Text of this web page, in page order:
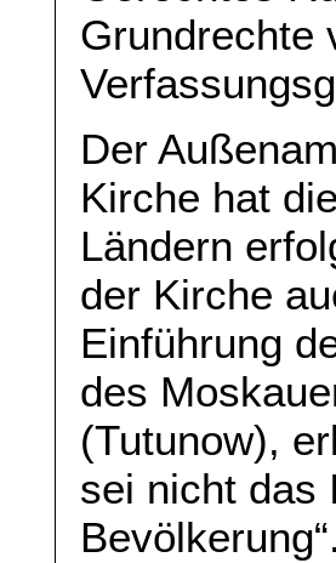
Grundrechte
Der
Kirche hat
Ländern
der Kirche
Einführung
des
(Tutunow),
sei nicht das
Bevölkerung“.